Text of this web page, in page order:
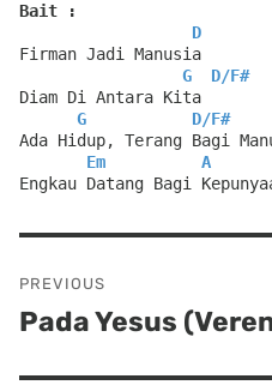
Bait :
D
Firman Jadi Manusia
G
D/F#
Diam Di Antara Kita
G
D/F#
Ada Hidup, Terang Bagi
Em
A
Engkau Datang Bagi
navigation
PREVIOUS
Previous
Pada Yesus